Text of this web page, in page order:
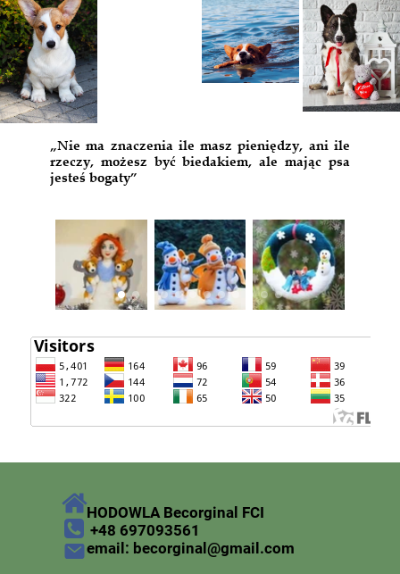
HODOWLA Becorginal FCI
+48 697093561
email: becorginal@gmail.com
„Nie ma znaczenia ile masz pieniędzy, ani ile
rzeczy, możesz być biedakiem, ale mając psa
jesteś bogaty”